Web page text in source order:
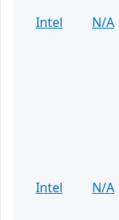
Intel
N/A
Intel
N/A